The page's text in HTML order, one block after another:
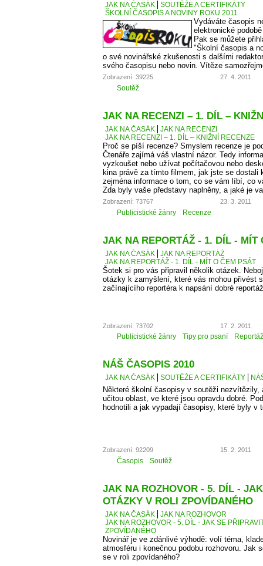
JAK NA ČASÁK
SOUTĚŽE A CERTIFIKÁTY
ŠKOLNÍ ČASOPIS A NOVINY ROKU 2011
Vydáváte časopis
elektronické
Pak se můžete
"Školní časopis a
o své novinářské zkušenosti s dalšími
svého časopisu nebo novin. Vítěze
Zobrazení: 39225 27. 4. 2011
Soutěž
JAK NA RECENZI – 1. DÍL –
JAK NA ČASÁK
JAK NA RECENZI
JAK NA RECENZI – 1. DÍL – KNIŽNÍ RECENZE
Proč se píší recenze? Smyslem recenze je
Čtenáře zajímá váš vlastní názor. Tedy
vyzkoušet nebo užívat počítačovou nebo
kina právě za tímto filmem, jak jste se dostali
zejména informace o tom, co se vám líbí, co
Zda byly vaše představy naplněny, a jaké je
Zobrazení: 73767 23. 3. 2011
Publicistické žánry Recenze
JAK NA REPORTÁŽ - 1. DÍL - MÍT
JAK NA ČASÁK
JAK NA REPORTÁŽ
JAK NA REPORTÁŽ - 1. DÍL - MÍT O ČEM PSÁT
Šotek si pro vás připravil několik otázek.
otázky k zamyšlení, které vás mohou přivést
začínajícího reportéra k napsání dobré
Zobrazení: 73702 17. 2. 2011
Publicistické žánry Tipy pro psaní Reportáž
NÁŠ ČASOPIS 2010
JAK NA ČASÁK SOUTĚŽE A CERTIFIKÁTY
Některé školní časopisy v soutěži
učitou oblast, ve které jsou opravdu dobré.
hodnotili a jak vypadají časopisy, které byly v
Zobrazení: 92209 15. 2. 2011
Časopis Soutěž
JAK NA ROZHOVOR - 5. DÍL -
OTÁZKY V ROLI ZPOVÍDANÉHO
JAK NA ČASÁK
JAK NA ROZHOVOR
JAK NA ROZHOVOR - 5. DÍL - JAK SE
ZPOVÍDANÉHO
Novinář je ve zdánlivé výhodě: volí téma,
atmosféru i konečnou podobu rozhovoru. Jak
se v roli zpovídaného?